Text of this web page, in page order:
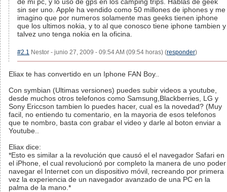
sin ser uno. Apple ha vendido como 50 millones de iphones y me
imagino que por numeros solamente mas geeks tienen iphone
que los ultimos nokia, y to al que conosco tiene iphone tambien y
talvez uno tenga nokia en la oficina.
#2.1 Nestor - junio 27, 2009 - 09:54 AM (09:54 horas) (responder)
Eliax te has convertido en un Iphone FAN Boy..
Con symbian (Ultimas versiones) puedes subir videos a youtube,
desde muchos otros telefonos como Samsung,Blackberries, LG y
Sony Ericcson tambien lo puedes hacer, cual es la novedad? (Muy
facil, no entiendo tu comentario, en la mayoria de esos telefonos
que te nombro, basta con grabar el video y darle al boton enviar a
Youtube..
Eliax dice:
*Esto es similar a la revolución que causó el el navegador Safari en
el iPhone, el cual revolucionó por completo la manera de uno poder
navegar el Internet con un dispositivo móvil, recreando por primera
vez la experiencia de un navegador avanzado de una PC en la
palma de la mano.*